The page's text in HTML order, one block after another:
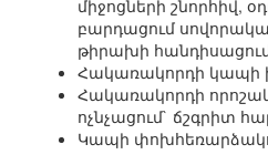
միջոցների շնորհիվ,
բարդացում
թիրախի
Հակառակորդի կապի
Հակառակորդի
ոչնչացում` ճշգրիտ
Կապի